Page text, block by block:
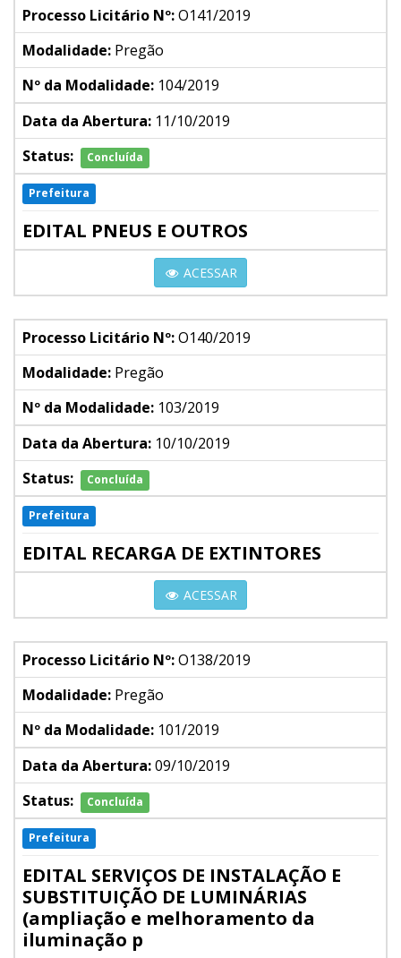
Processo Licitário Nº:O141/2019
Modalidade: Pregão
Nº da Modalidade: 104/2019
Data da Abertura: 11/10/2019
Status:
Concluída
Prefeitura
EDITAL PNEUS E OUTROS
ACESSAR
Processo Licitário Nº:O140/2019
Modalidade: Pregão
Nº da Modalidade: 103/2019
Data da Abertura: 10/10/2019
Status:
Concluída
Prefeitura
EDITAL RECARGA DE EXTINTORES
ACESSAR
Processo Licitário Nº:O138/2019
Modalidade: Pregão
Nº da Modalidade: 101/2019
Data da Abertura:09/10/2019
Status:
Concluída
Prefeitura
EDITAL SERVIÇOS DE INSTALAÇÃO E
SUBSTITUIÇÃO DE LUMINÁRIAS
(ampliação e melhoramento da
iluminação p